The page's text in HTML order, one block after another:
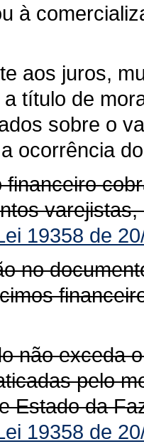
à
aos juros,
título de
sobre o
ocorrência
financeiro
19358 de
no
não exceda
pelo
Estado da
19358 de